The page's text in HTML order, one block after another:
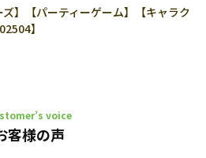
ズ】【パーティーゲーム】【キャラク
】
voice
客様の声